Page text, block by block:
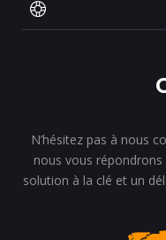
N’hésitez pas à nous
nous vous répondrons
solution à la clé et un